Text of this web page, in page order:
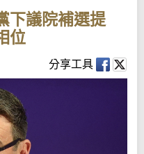
下議院補選提
位
分享工具